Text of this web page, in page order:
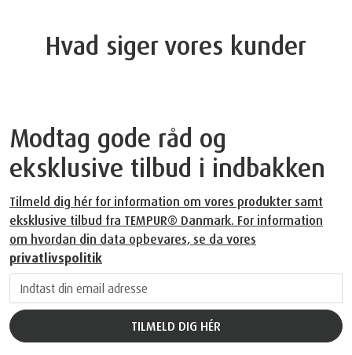
beregnet til rummet. Yderligere information om Space Foundation
og dets Certified Space Technology-program kan findes på
Hvad siger vores kunder
Modtag gode råd og